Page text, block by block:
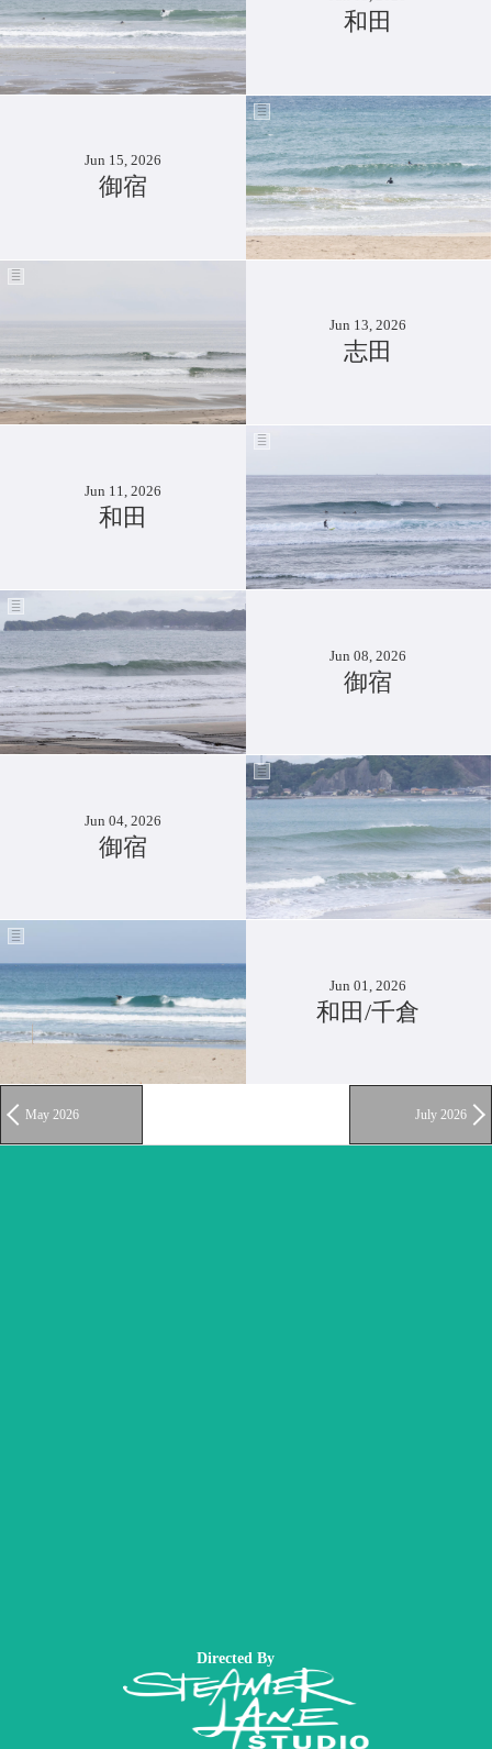
和田
Jun 15, 2026
御宿
Jun 13, 2026
志田
Jun 11, 2026
和田
Jun 08, 2026
御宿
Jun 04, 2026
御宿
Jun 01, 2026
和田/千倉
May 2026 July 2026
Directed By